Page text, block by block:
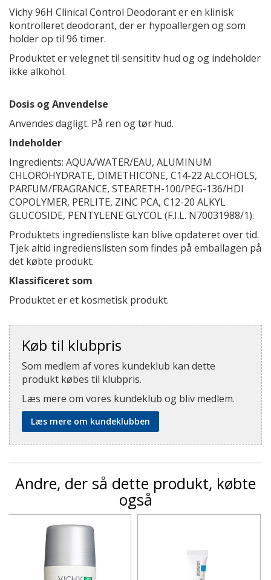
Vichy 96H Clinical Control Deodorant er en klinisk
kontrolleret deodorant, der er hypoallergen og som
holder op til 96 timer.
Produktet er velegnet til sensititv hud og og indeholder
ikke alkohol.
Dosis og Anvendelse
Anvendes dagligt. På ren og tør hud.
Indeholder
Ingredients: AQUA/WATER/EAU, ALUMINUM
CHLOROHYDRATE, DIMETHICONE, C14-22 ALCOHOLS,
PARFUM/FRAGRANCE, STEARETH-100/PEG-136/HDI
COPOLYMER, PERLITE, ZINC PCA, C12-20 ALKYL
GLUCOSIDE, PENTYLENE GLYCOL (F.I.L. N70031988/1).
Produktets ingrediensliste kan blive opdateret over tid.
Tjek altid ingredienslisten som findes på emballagen på
det købte produkt.
Klassificeret som
Produktet er et kosmetisk produkt.
Køb til klubpris
Som medlem af vores kundeklub kan dette
produkt købes til klubpris.
Læs mere om vores kundeklub og bliv medlem.
Læs mere om kundeklubben
Andre, der så dette produkt, købte
også